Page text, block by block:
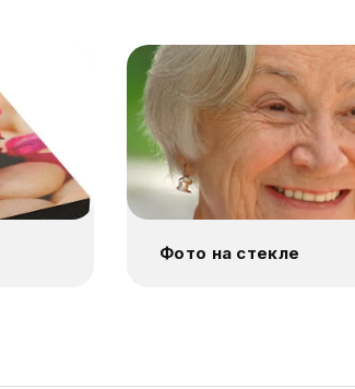
Фото на стекле